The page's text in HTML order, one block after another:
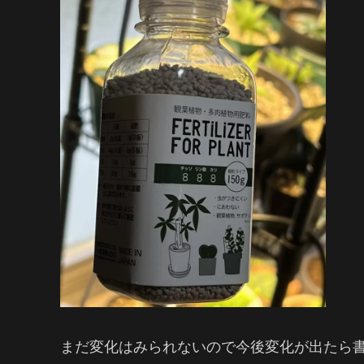
まだ変化はみられないので今後変化が出たら